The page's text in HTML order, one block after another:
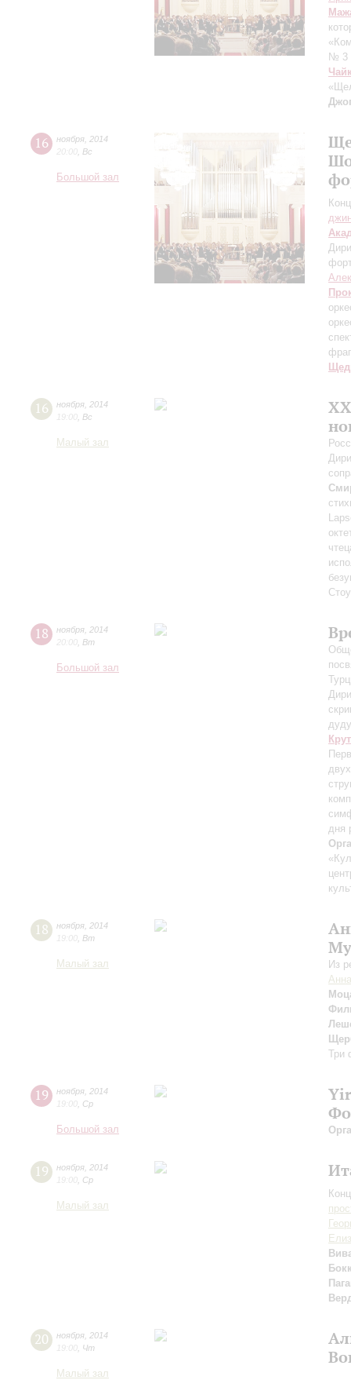
№ 3
16 ноября 2014
20:00 Вс
Большой зал
16 ноября 2014
19:00 Вс
Малый зал
18 ноября 2014
20:00 Вт
Большой зал
дня
18 ноября 2014
19:00 Вт
Малый зал
Из
Три
19 ноября 2014
19:00 Ср
Большой зал
19 ноября 2014
19:00 Ср
Малый зал
20 ноября 2014
19:00 Чт
Малый зал